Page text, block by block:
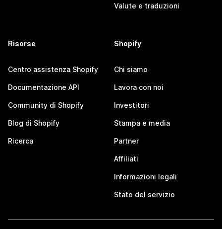
Valute e traduzioni
Risorse
Centro assistenza Shopify
Documentazione API
Community di Shopify
Blog di Shopify
Ricerca
Shopify
Chi siamo
Lavora con noi
Investitori
Stampa e media
Partner
Affiliati
Informazioni legali
Stato del servizio